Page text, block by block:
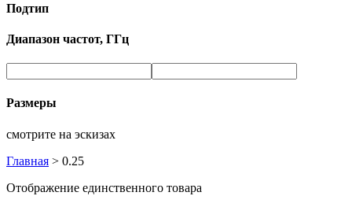
Подтип
Диапазон частот, ГГц
Размеры
смотрите на эскизах
Главная > 0.25
Отображение единственного товара